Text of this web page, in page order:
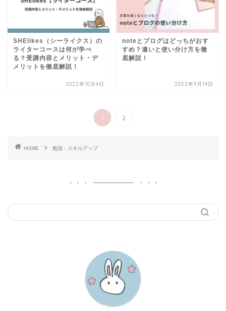
SHElikes（シーライクス）の
ライターコースは何が学べ
る？受講内容とメリット・デ
メリットを徹底解説！
2022年10月4日
noteとブログはどっちがおす
すめ？違いと使い分け方を徹
底解説！
2022年9月14日
1 2
HOME 勉強・スキルアップ